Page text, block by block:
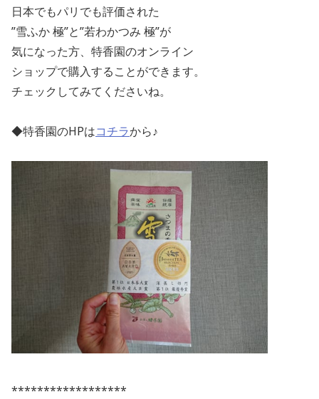
日本でもパリでも評価された
”雪ふか 極”と”若わかつみ 極”が
気になった方、特香園のオンライン
ショップで購入することができます。
チェックしてみてくださいね。
◆特香園のHPはコチラから♪
******************